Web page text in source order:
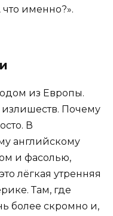
именно?».
из Европы.
излишеств. Почему
В
английскому
и фасолью,
лёгкая утренняя
Там, где
более скромно и,